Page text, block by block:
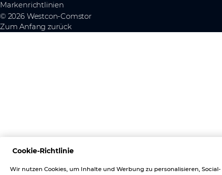
Markenrichtlinien
© 2026 Westcon-Comstor
Zum Anfang zurück
Cookie-Richtlinie
Wir nutzen Cookies, um Inhalte und Werbung zu personalisieren, Social-